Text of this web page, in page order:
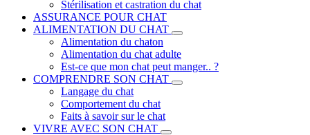
Stérilisation et castration du chat
ASSURANCE POUR CHAT
ALIMENTATION DU CHAT
Alimentation du chaton
Alimentation du chat adulte
Est-ce que mon chat peut manger.. ?
COMPRENDRE SON CHAT
Langage du chat
Comportement du chat
Faits à savoir sur le chat
VIVRE AVEC SON CHAT